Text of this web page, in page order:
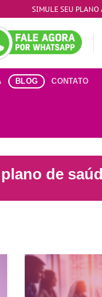
SIMULE SEU PLANO
BLOG CONTATO
de